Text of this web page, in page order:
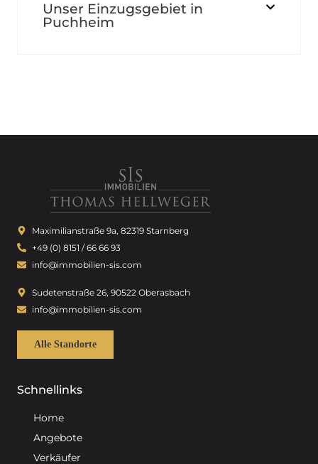
Unser Einzugsgebiet in
Puchheim
Maximilianstraße 9a, 82319 Starnberg
+49 (0) 8151 / 66 66 93
info@immobilien-sis.com
Sudetenstraße 26, 90522 Oberasbach
info@immobilien-sis.com
Alle Standorte
Schnellinks
Home
Angebote
Verkäufer